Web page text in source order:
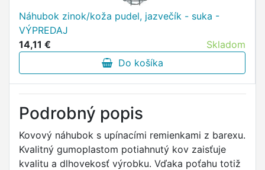
Náhubok zinok/koža pudel, jazvečík - suka -
VÝPREDAJ
14,11 €
Skladom
Do košíka
Podrobný popis
Kovový náhubok s upínacími remienkami z barexu.
Kvalitný gumoplastom potiahnutý kov zaisťuje
kvalitu a dlhovekosť výrobku. Vďaka poťahu totiž